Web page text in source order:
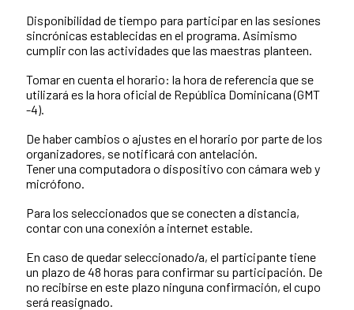
Disponibilidad de tiempo para participar en las sesiones
sincrónicas establecidas en el programa. Asimismo
cumplir con las actividades que las maestras planteen.
Tomar en cuenta el horario: la hora de referencia que se
utilizará es la hora oficial de República Dominicana (GMT
-4).
De haber cambios o ajustes en el horario por parte de los
organizadores, se notificará con antelación.
Tener una computadora o dispositivo con cámara web y
micrófono.
Para los seleccionados que se conecten a distancia,
contar con una conexión a internet estable.
En caso de quedar seleccionado/a, el participante tiene
un plazo de 48 horas para confirmar su participación. De
no recibirse en este plazo ninguna confirmación, el cupo
será reasignado.